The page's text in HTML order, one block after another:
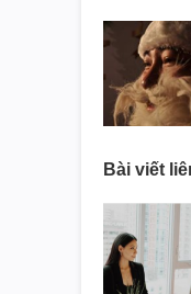
Bài viết